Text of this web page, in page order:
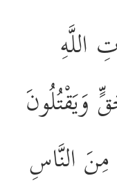
اللَّهِ
وَيَقْتُلُونَ
النَّاسِ